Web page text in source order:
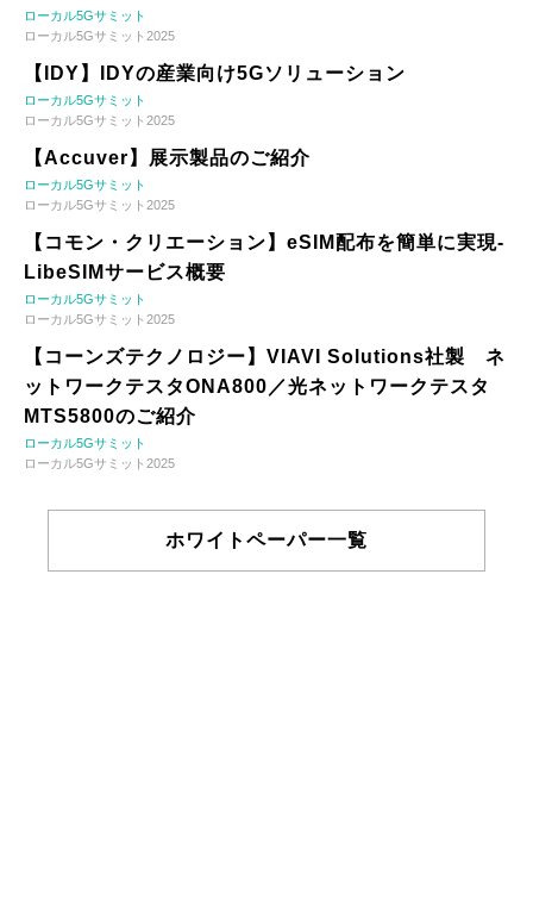
ローカル5Gサミット
ローカル5Gサミット2025
【IDY】IDYの産業向け5Gソリューション
ローカル5Gサミット
ローカル5Gサミット2025
【Accuver】展示製品のご紹介
ローカル5Gサミット
ローカル5Gサミット2025
【コモン・クリエーション】eSIM配布を簡単に実現-
LibeSIMサービス概要
ローカル5Gサミット
ローカル5Gサミット2025
【コーンズテクノロジー】VIAVI Solutions社製 ネ
ットワークテスタONA800／光ネットワークテスタ
MTS5800のご紹介
ローカル5Gサミット
ローカル5Gサミット2025
ホワイトペーパー一覧